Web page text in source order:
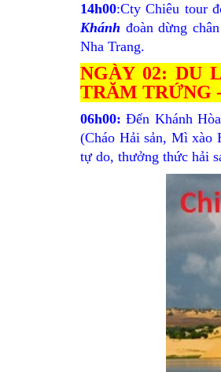
14h00:Cty Chiêu tour
Khánh đoàn dừng
Nha Trang.
NGÀY 02: DU
TRĂM TRỨNG
06h00: Đến Khánh
(Cháo Hải sản, Mì xào
tự do, thưởng thức hải